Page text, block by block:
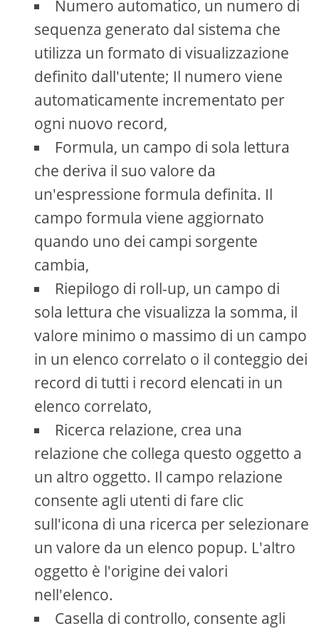
Numero automatico, un numero di
sequenza generato dal sistema che
utilizza un formato di visualizzazione
definito dall'utente; Il numero viene
automaticamente incrementato per
ogni nuovo record,
Formula, un campo di sola lettura
che deriva il suo valore da
un'espressione formula definita. Il
campo formula viene aggiornato
quando uno dei campi sorgente
cambia,
Riepilogo di roll-up, un campo di
sola lettura che visualizza la somma, il
valore minimo o massimo di un campo
in un elenco correlato o il conteggio dei
record di tutti i record elencati in un
elenco correlato,
Ricerca relazione, crea una
relazione che collega questo oggetto a
un altro oggetto. Il campo relazione
consente agli utenti di fare clic
sull'icona di una ricerca per selezionare
un valore da un elenco popup. L'altro
oggetto è l'origine dei valori
nell'elenco.
Casella di controllo, consente agli